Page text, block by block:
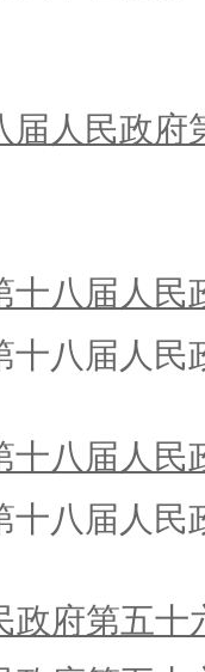
届人民政
十八届人
十八届人
十八届人
十八届人
政府第五十